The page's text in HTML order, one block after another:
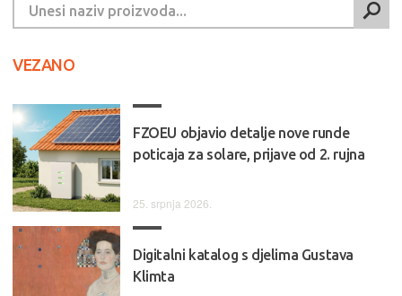
VEZANO
FZOEU objavio detalje nove runde
poticaja za solare, prijave od 2. rujna
25. srpnja 2026.
Digitalni katalog s djelima Gustava
Klimta